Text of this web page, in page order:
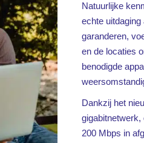
Natuurlijke
echte uitdaging
garanderen,
en de locaties
benodigde
Dankzij het
gigabitnetwerk,
200 Mbps in